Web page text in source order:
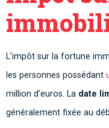
L’impôt sur la fortune
les personnes possédant
million d’euros. La date
généralement fixée au